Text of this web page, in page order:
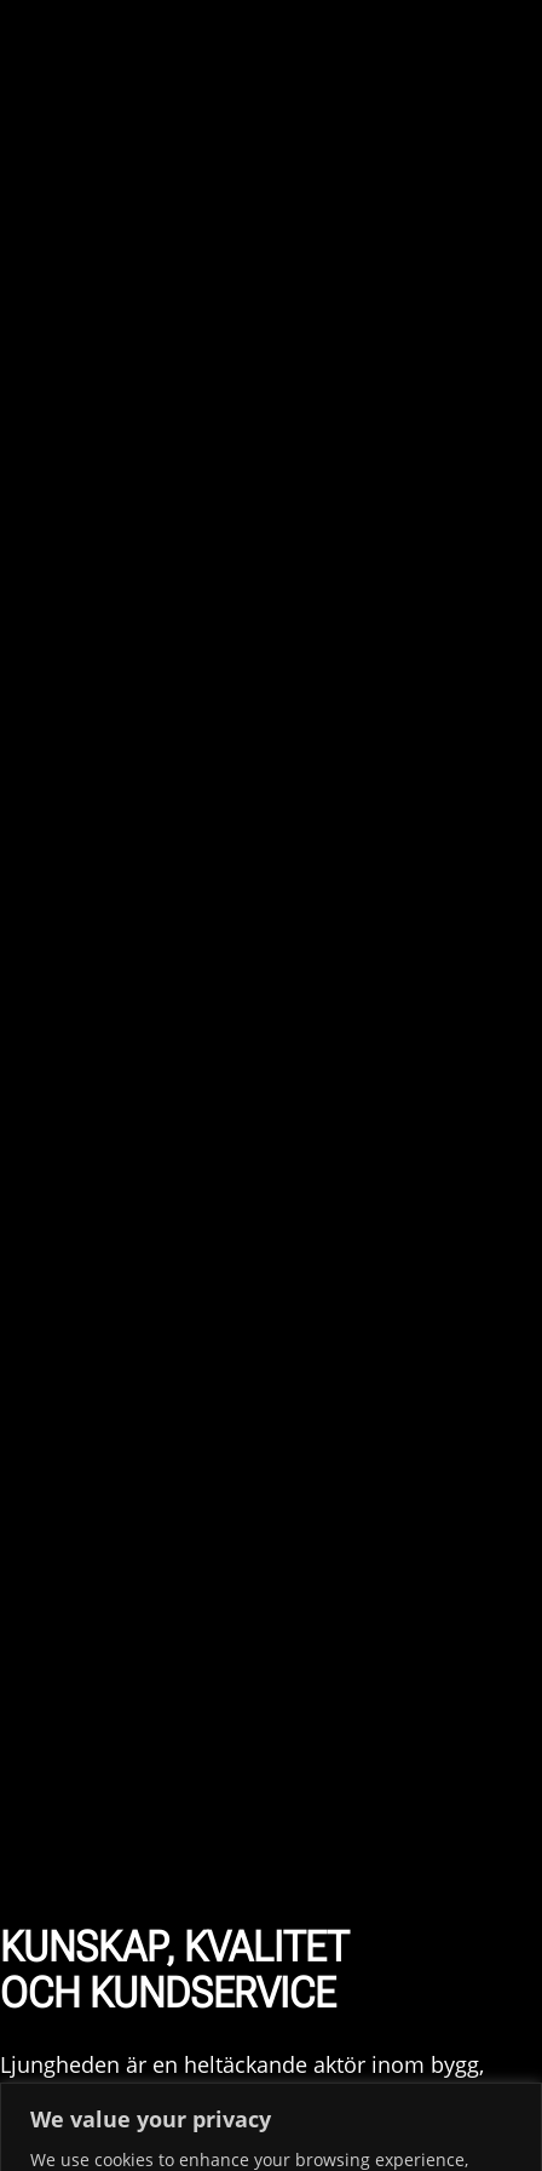
We value your privacy
We use cookies to enhance your browsing experience,
KUNSKAP, KVALITET
OCH KUNDSERVICE
Ljungheden är en heltäckande aktör inom bygg,
stora totalentrprenader till rena byggserviceuppdrag.